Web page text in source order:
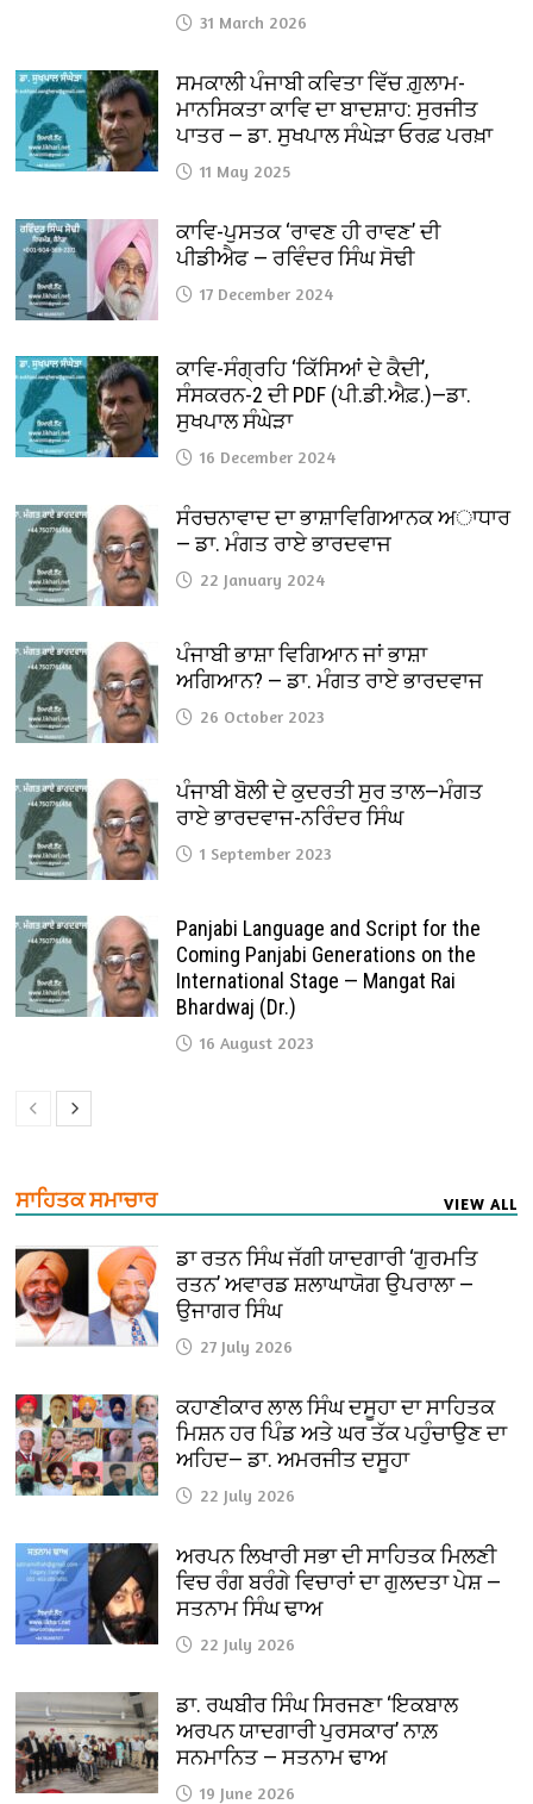
31 March 2026
ਸਮਕਾਲੀ ਪੰਜਾਬੀ ਕਵਿਤਾ ਵਿੱਚ ਗ਼ੁਲਾਮ-
ਮਾਨਸਿਕਤਾ ਕਾਵਿ ਦਾ ਬਾਦਸ਼ਾਹ: ਸੁਰਜੀਤ
ਪਾਤਰ — ਡਾ. ਸੁਖਪਾਲ ਸੰਘੇੜਾ ਓਰਫ਼ ਪਰਖ਼ਾ
11 May 2025
ਕਾਵਿ-ਪੁਸਤਕ ‘ਰਾਵਣ ਹੀ ਰਾਵਣ’ ਦੀ
ਪੀਡੀਐਫ — ਰਵਿੰਦਰ ਸਿੰਘ ਸੋਢੀ
17 December 2024
ਕਾਵਿ-ਸੰਗ੍ਰਹਿ ‘ਕਿੱਸਿਆਂ ਦੇ ਕੈਦੀ’,
ਸੰਸਕਰਨ-2 ਦੀ PDF (ਪੀ.ਡੀ.ਐਫ਼.)—ਡਾ.
ਸੁਖਪਾਲ ਸੰਘੇੜਾ
16 December 2024
ਸੰਰਚਨਾਵਾਦ ਦਾ ਭਾਸ਼ਾਵਿਗਿਆਨਕ ਅਾਧਾਰ
— ਡਾ. ਮੰਗਤ ਰਾਏ ਭਾਰਦਵਾਜ
22 January 2024
ਪੰਜਾਬੀ ਭਾਸ਼ਾ ਵਿਗਿਆਨ ਜਾਂ ਭਾਸ਼ਾ
ਅਗਿਆਨ? — ਡਾ. ਮੰਗਤ ਰਾਏ ਭਾਰਦਵਾਜ
26 October 2023
ਪੰਜਾਬੀ ਬੋਲੀ ਦੇ ਕੁਦਰਤੀ ਸੁਰ ਤਾਲ—ਮੰਗਤ
ਰਾਏ ਭਾਰਦਵਾਜ-ਨਰਿੰਦਰ ਸਿੰਘ
1 September 2023
Panjabi Language and Script for the
Coming Panjabi Generations on the
International Stage — Mangat Rai
Bhardwaj (Dr.)
16 August 2023
ਸਾਹਿਤਕ ਸਮਾਚਾਰ VIEW ALL
ਡਾ ਰਤਨ ਸਿੰਘ ਜੱਗੀ ਯਾਦਗਾਰੀ ‘ਗੁਰਮਤਿ
ਰਤਨ’ ਅਵਾਰਡ ਸ਼ਲਾਘਾਯੋਗ ਉਪਰਾਲਾ —
ਉਜਾਗਰ ਸਿੰਘ
27 July 2026
ਕਹਾਣੀਕਾਰ ਲਾਲ ਸਿੰਘ ਦਸੂਹਾ ਦਾ ਸਾਹਿਤਕ
ਮਿਸ਼ਨ ਹਰ ਪਿੰਡ ਅਤੇ ਘਰ ਤੱਕ ਪਹੁੰਚਾਉਣ ਦਾ
ਅਹਿਦ— ਡਾ. ਅਮਰਜੀਤ ਦਸੂਹਾ
22 July 2026
ਅਰਪਨ ਲਿਖਾਰੀ ਸਭਾ ਦੀ ਸਾਹਿਤਕ ਮਿਲਣੀ
ਵਿਚ ਰੰਗ ਬਰੰਗੇ ਵਿਚਾਰਾਂ ਦਾ ਗੁਲਦਤਾ ਪੇਸ਼ —
ਸਤਨਾਮ ਸਿੰਘ ਢਾਅ
22 July 2026
ਡਾ. ਰਘਬੀਰ ਸਿੰਘ ਸਿਰਜਣਾ ‘ਇਕਬਾਲ
ਅਰਪਨ ਯਾਦਗਾਰੀ ਪੁਰਸਕਾਰ’ ਨਾਲ਼
ਸਨਮਾਨਿਤ — ਸਤਨਾਮ ਢਾਅ
19 June 2026